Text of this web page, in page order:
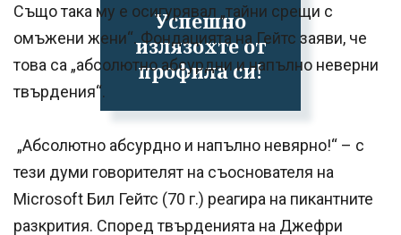
Успешно
излязохте от
профила си!
Също така му е осигурявал „тайни срещи с
омъжени жени“. Фондацията на Гейтс заяви, че
това са „абсолютно абсурдни и напълно неверни
твърдения“.
„Абсолютно абсурдно и напълно невярно!“ – с
тези думи говорителят на съоснователя на
Microsoft Бил Гейтс (70 г.) реагира на пикантните
разкрития. Според твърденията на Джефри